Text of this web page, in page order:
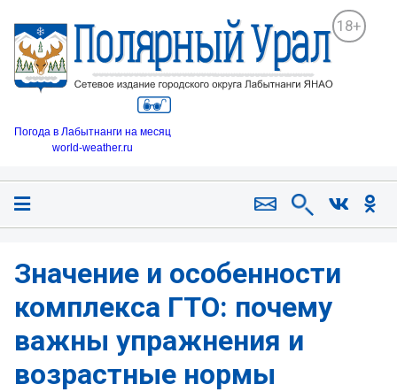
18+
Погода в Лабытнанги на месяц
world-weather.ru
Значение и особенности
комплекса ГТО: почему
важны упражнения и
возрастные нормы